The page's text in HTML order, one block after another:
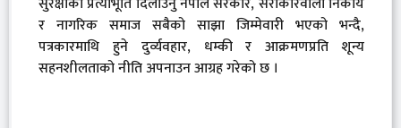
र नागरिक समाज सबैको साझा जिम्मेवारी भएको भन्दै,
पत्रकारमाथि हुने दुर्व्यवहार, धम्की र आक्रमणप्रति शून्य
सहनशीलताको नीति अपनाउन आग्रह गरेको छ ।